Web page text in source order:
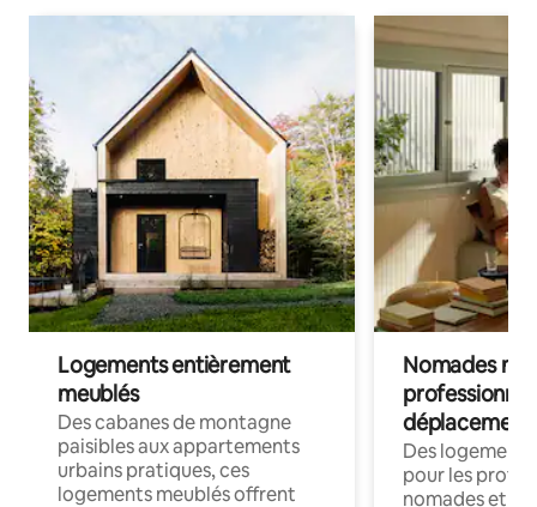
Logements entièrement
meublés
Des cabanes de montagne
paisibles aux appartements
urbains pratiques, ces
logements meublés offrent
Nomades
déplacement
Des
pour les
nomades et